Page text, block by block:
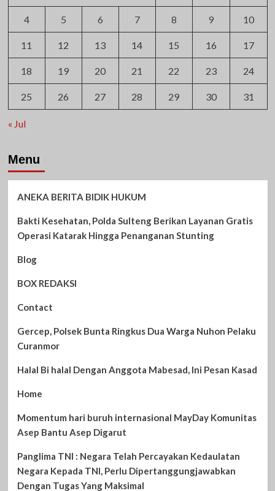
4 5 6 7 8 9 10
11 12 13 14 15 16 17
18 19 20 21 22 23 24
25 26 27 28 29 30 31
« Jul
Menu
ANEKA BERITA BIDIK HUKUM
Bakti Kesehatan, Polda Sulteng Berikan Layanan Gratis
Operasi Katarak Hingga Penanganan Stunting
Blog
BOX REDAKSI
Contact
Gercep, Polsek Bunta Ringkus Dua Warga Nuhon Pelaku
Curanmor
Halal Bi halal Dengan Anggota Mabesad, Ini Pesan Kasad
Home
Momentum hari buruh internasional MayDay Komunitas
Asep Bantu Asep Digarut
Panglima TNI : Negara Telah Percayakan Kedaulatan
Negara Kepada TNI, Perlu Dipertanggungjawabkan
Dengan Tugas Yang Maksimal